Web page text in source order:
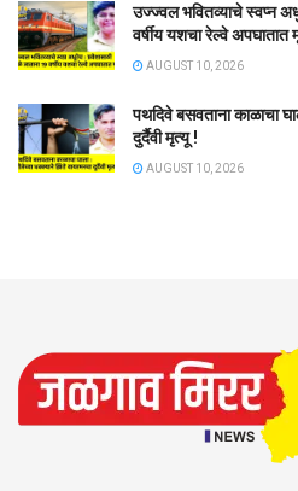
उज्ज्वल भवितव्याचे स्वप्न
वर्षीय यशचा रेल्वे अपघातात
AUGUST 10, 2026
पथदिवे बसवताना काळाचा
दुर्दैवी मृत्यू !
AUGUST 10, 2026